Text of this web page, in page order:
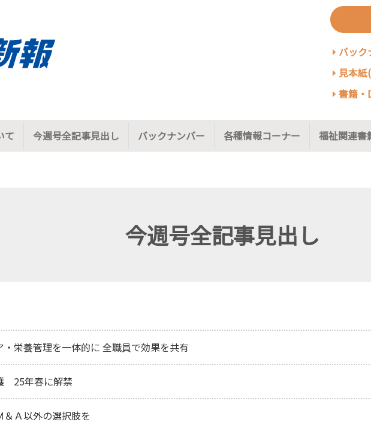
バック
見本紙
書籍・
て 今週号全記事見出し バックナンバー 各種情報コーナー 福祉関連書
今週号全記事見出し
・栄養管理を一体的に 全職員で効果を共有
25年春に解禁
＆Ａ以外の選択肢を